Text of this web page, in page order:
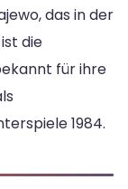
das in der
die
für ihre
1984.